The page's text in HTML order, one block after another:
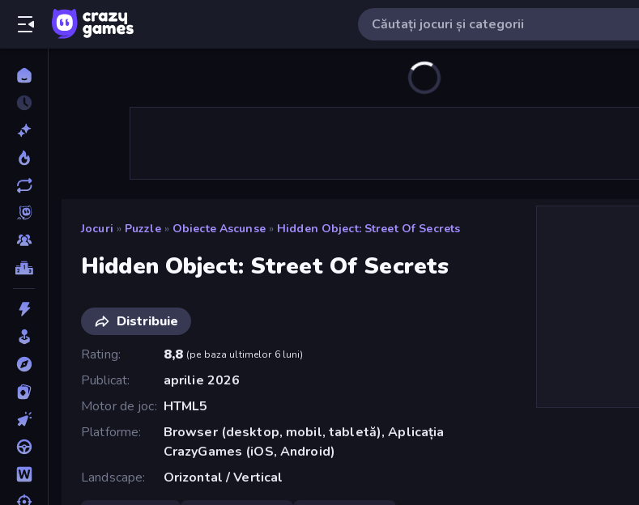
Jocuri » Puzzle » Obiecte Ascunse » Hidden Object: Street Of Secrets
Hidden Object: Street Of Secrets
Distribuie
Rating
8,8 (pe baza ultimelor 6 luni)
Publicat
aprilie 2026
Motor de joc HTML5
Platforme
Browser (desktop, mobil, tabletă), Aplicația
CrazyGames (iOS, Android)
Landscape
Orizontal / Vertical